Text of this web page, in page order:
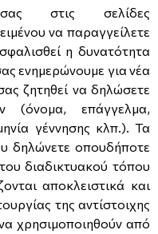
στις σελίδες
να παραγγείλετε
η δυνατότητα
ενημερώνουμε για νέα
ζητηθεί να δηλώσετε
(όνομα, επάγγελμα,
γέννησης κλπ.). Τα
δηλώνετε οπουδήποτε
διαδικτυακού τόπου
αποκλειστικά και
της αντίστοιχης
χρησιμοποιηθούν από